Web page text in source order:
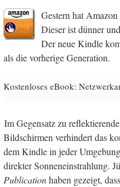
Gestern hat
Dieser ist dünner
Der neue Kindle
als die vorherige Generation.
Kostenloses eBook:
Im Gegensatz zu
Bildschirmen verhindert das
dem Kindle in jeder
direkter Sonneneinstrahlung.
Publicationhaben gezeigt,